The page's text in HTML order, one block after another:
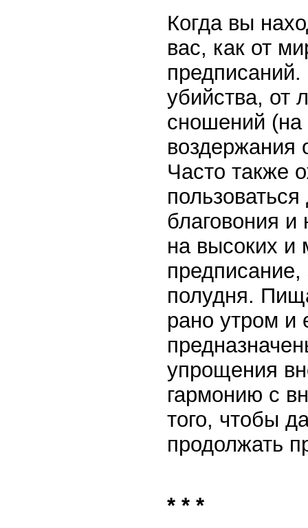
Когда вы
вас, как от
убийства, от
сношений
воздержания
Часто также
благовония и
на высоких и
полудня.
рано утром и
упрощения
гармонию с
того, чтобы
продолжать
* * *